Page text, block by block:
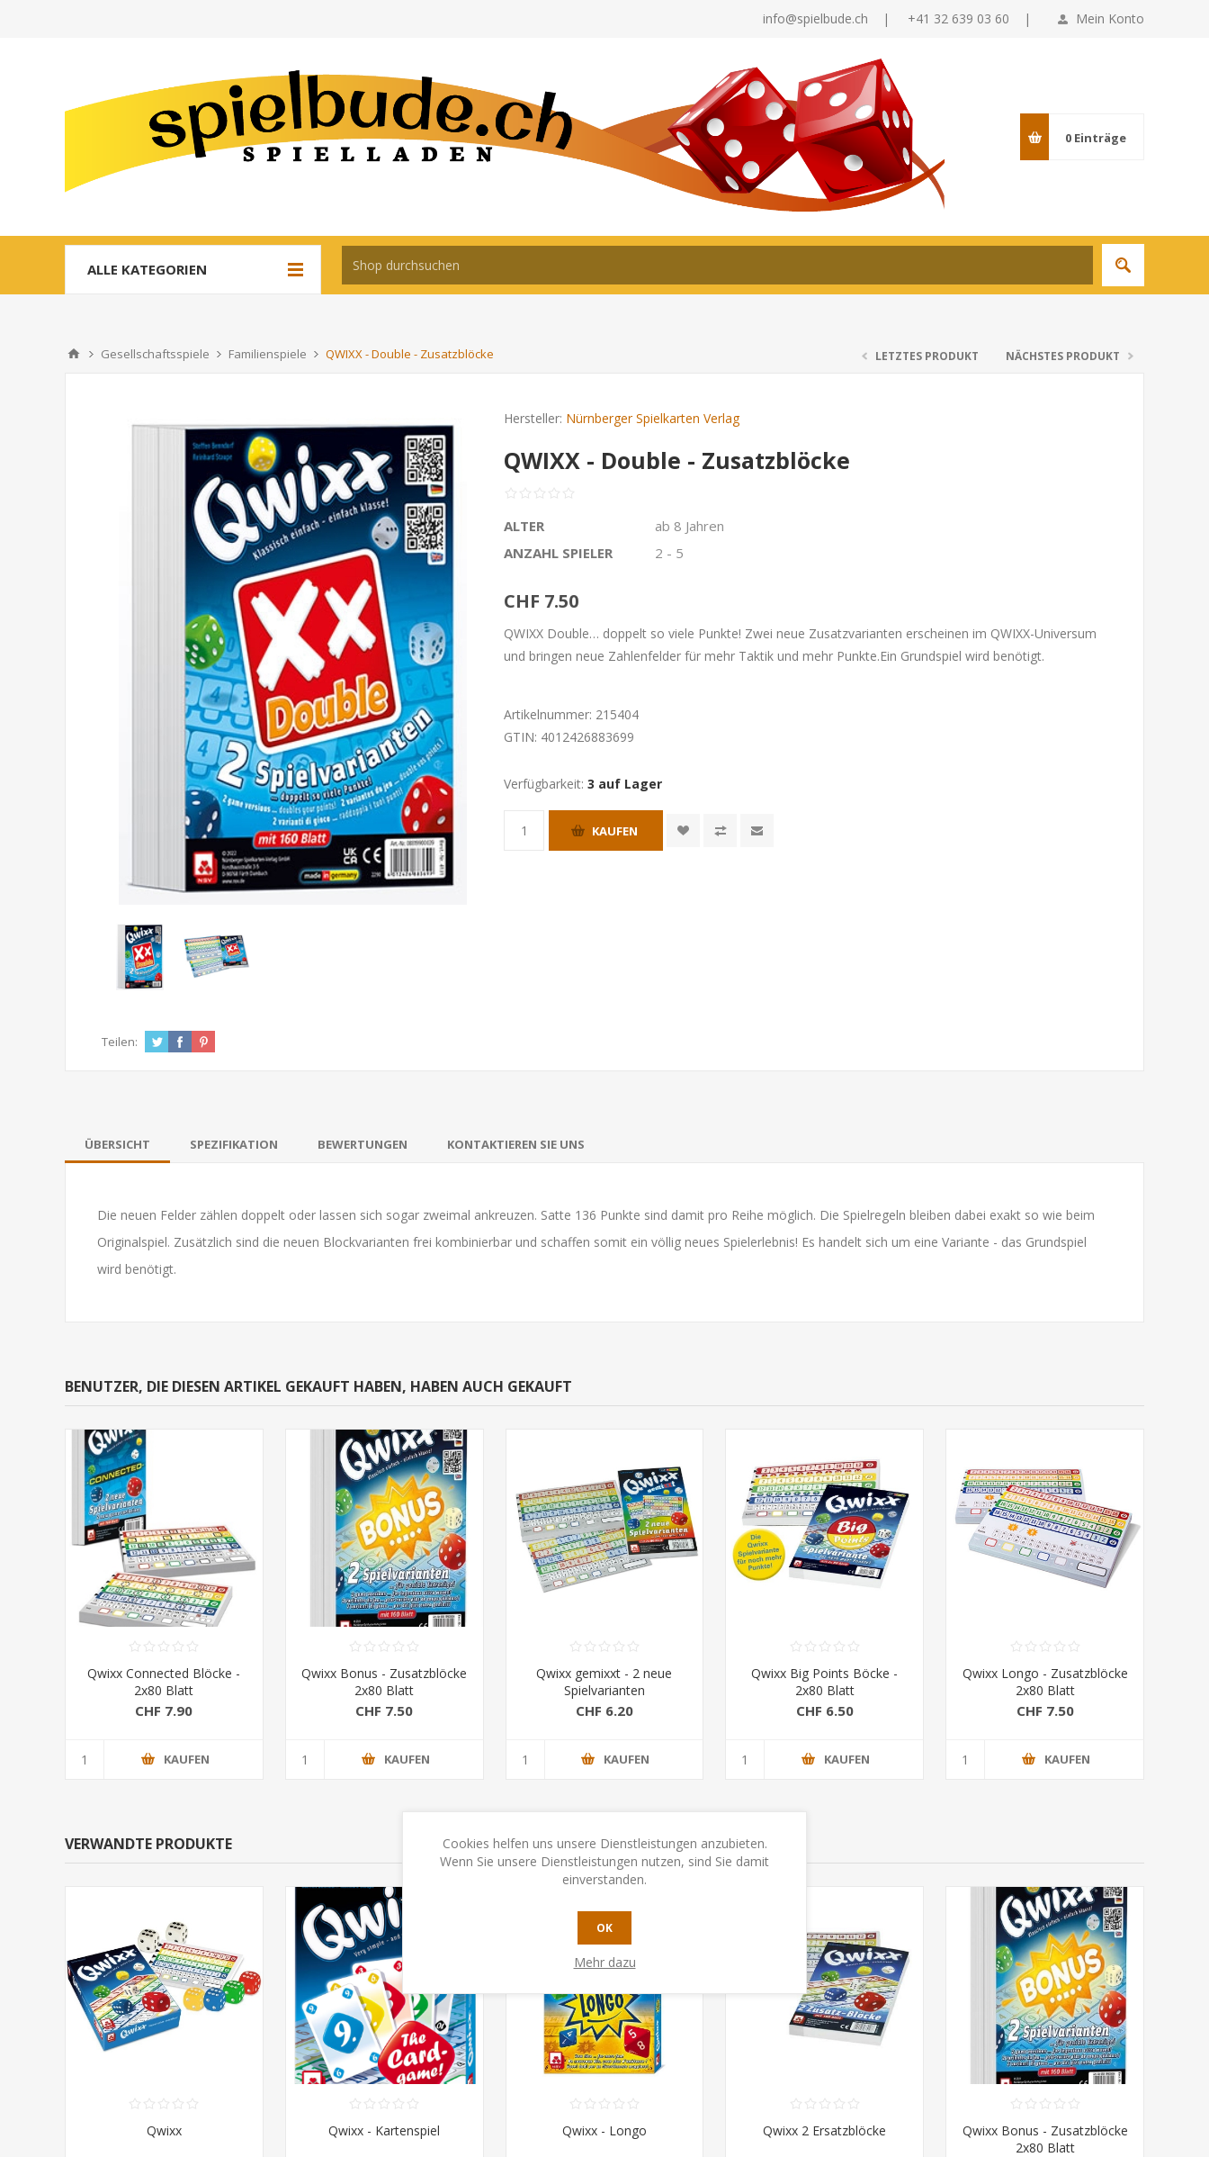
Mein Konto
info@spielbude.ch | +41 32 639 03 60 |
0 Einträge
ALLE KATEGORIEN
Gesellschaftsspiele Familienspiele QWIXX - Double - Zusatzblöcke LETZTES PRODUKT NÄCHSTES PRODUKT
Hersteller: Nürnberger Spielkarten Verlag
QWIXX - Double - Zusatzblöcke
ALTER
ab 8 Jahren
ANZAHL SPIELER
2 - 5
CHF 7.50
QWIXX Double… doppelt so viele Punkte! Zwei neue Zusatzvarianten erscheinen im QWIXX-Universum
und bringen neue Zahlenfelder für mehr Taktik und mehr Punkte.Ein Grundspiel wird benötigt.
Artikelnummer: 215404
GTIN: 4012426883699
Verfügbarkeit: 3 auf Lager
KAUFEN
Teilen:
ÜBERSICHT SPEZIFIKATION BEWERTUNGEN KONTAKTIEREN SIE UNS
Die neuen Felder zählen doppelt oder lassen sich sogar zweimal ankreuzen. Satte 136 Punkte sind damit pro Reihe möglich. Die Spielregeln bleiben dabei exakt so wie beim
Originalspiel. Zusätzlich sind die neuen Blockvarianten frei kombinierbar und schaffen somit ein völlig neues Spielerlebnis! Es handelt sich um eine Variante - das Grundspiel
wird benötigt.
BENUTZER, DIE DIESEN ARTIKEL GEKAUFT HABEN, HABEN AUCH GEKAUFT
Qwixx Connected Blöcke -
2x80 Blatt
CHF 7.90
KAUFEN
Qwixx Bonus - Zusatzblöcke
2x80 Blatt
CHF 7.50
KAUFEN
Qwixx gemixxt - 2 neue
Spielvarianten
CHF 6.20
KAUFEN
Qwixx Big Points Böcke -
2x80 Blatt
CHF 6.50
KAUFEN
Qwixx Longo - Zusatzblöcke
2x80 Blatt
CHF 7.50
KAUFEN
VERWANDTE PRODUKTE
Qwixx Qwixx - Kartenspiel Qwixx - Longo Qwixx 2 Ersatzblöcke
Qwixx Bonus - Zusatzblöcke
2x80 Blatt
Cookies helfen uns unsere Dienstleistungen anzubieten.
Wenn Sie unsere Dienstleistungen nutzen, sind Sie damit
einverstanden.
OK
Mehr dazu